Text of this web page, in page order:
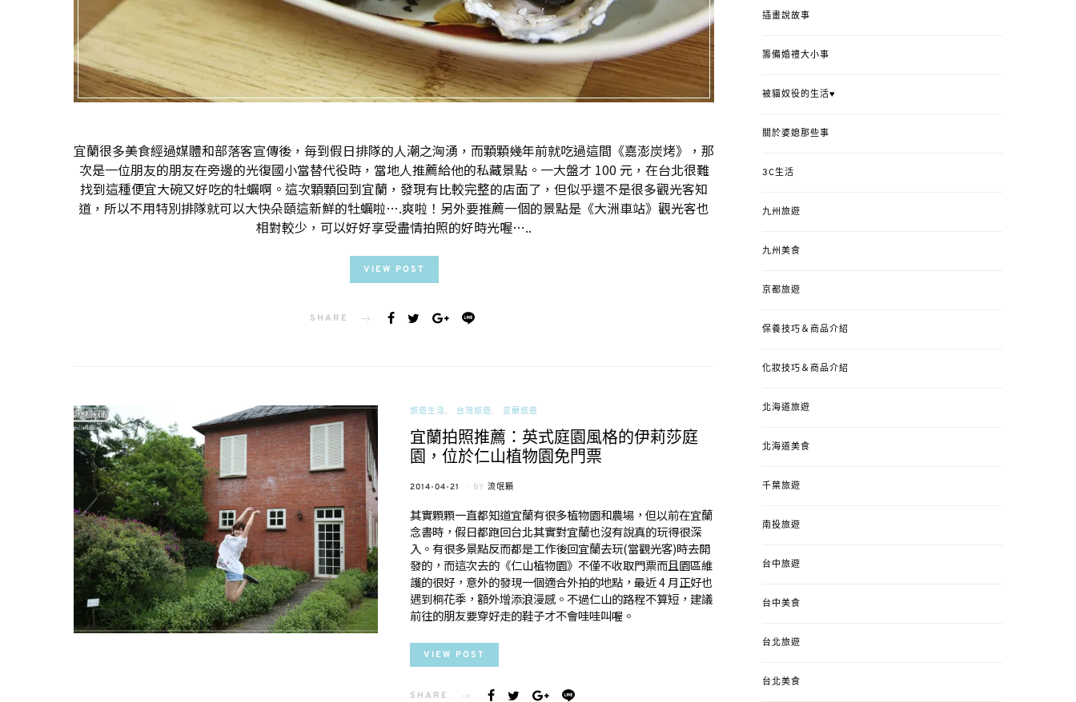
宜蘭很多美食經過媒體和部落客宣傳後，毎到假日排隊的人潮之洶湧，而顆顆幾年前就吃過這間《嘉澎炭烤》，那
次是一位朋友的朋友在旁邊的光復國小當替代役時，當地人推薦給他的私藏景點。一大盤才 100 元，在台北很難
找到這種便宜大碗又好吃的牡蠣啊。這次顆顆回到宜蘭，發現有比較完整的店面了，但似乎還不是很多觀光客知
道，所以不用特別排隊就可以大快朵頤這新鮮的牡蠣啦….爽啦！另外要推薦一個的景點是《大洲車站》觀光客也
相對較少，可以好好享受盡情拍照的好時光喔…..
VIEW POST
SHARE
旅遊生活 台灣旅遊 宜蘭旅遊
宜蘭拍照推薦：英式庭園風格的伊莉莎庭
園，位於仁山植物園免門票
POSTED
2014-04-21 BY 流氓顆
其實顆顆一直都知道宜蘭有很多植物園和農場，但以前在宜蘭
念書時，假日都跑回台北其實對宜蘭也沒有說真的玩得很深
入。有很多景點反而都是工作後回宜蘭去玩(當觀光客)時去開
發的，而這次去的《仁山植物園》不僅不收取門票而且園區維
護的很好，意外的發現一個適合外拍的地點，最近 4 月正好也
遇到桐花季，額外增添浪漫感。不過仁山的路程不算短，建議
前往的朋友要穿好走的鞋子才不會哇哇叫喔。
VIEW POST
SHARE
插畫說故事
籌備婚禮大小事
被貓奴役的生活♥
關於婆媳那些事
3C生活
九州旅遊
九州美食
京都旅遊
保養技巧＆商品介紹
化妝技巧＆商品介紹
北海道旅遊
北海道美食
千葉旅遊
南投旅遊
台中旅遊
台中美食
台北旅遊
台北美食